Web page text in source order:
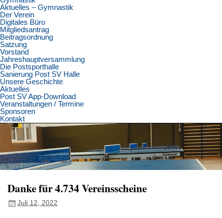
Aktuelles – Gymnastik
Der Verein
Digitales Büro
Mitgliedsantrag
Beitragsordnung
Satzung
Vorstand
Jahreshauptversammlung
Die Postsporthalle
Sanierung Post SV Halle
Unsere Geschichte
Aktuelles
Post SV App-Download
Veranstaltungen / Termine
Sponsoren
Kontakt
Danke für 4.734 Vereinsscheine
Juli 12, 2022